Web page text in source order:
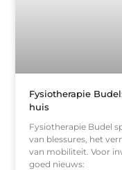
Fysiotherapie
huis
Fysiotherapie Budel
van blessures, het
van mobiliteit. Voor
goed nieuws: